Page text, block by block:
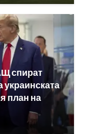
спират
украинската
план на